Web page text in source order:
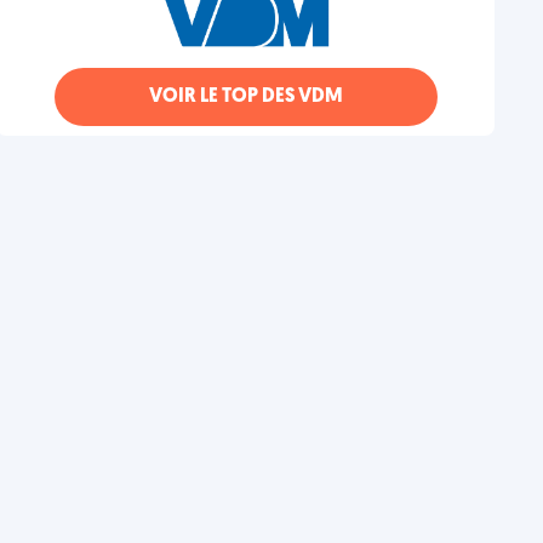
VOIR LE TOP DES VDM